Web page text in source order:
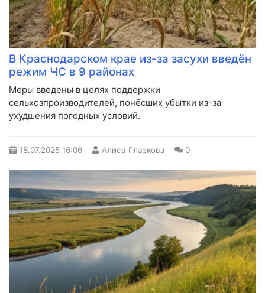
В Краснодарском крае из-за засухи введён
режим ЧС в 9 районах
Меры введены в целях поддержки
сельхозпроизводителей, понёсших убытки из-за
ухудшения погодных условий.
18.07.2025 16:06 Алиса Глазкова 0